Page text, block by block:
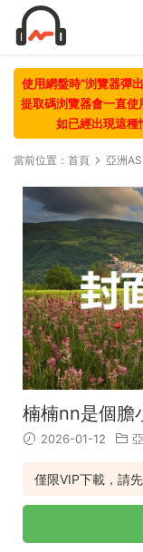
使用網盤時“浏覽器彈
提取碼浏覽器會一直使
如已經出現這種
當前位置： 首頁 亞洲
楠楠nn是個膽
2026-01-12
僅限VIP下載，請先